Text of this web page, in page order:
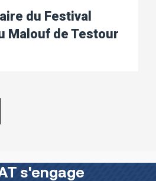
du Festival
Malouf de Testour
s'engage